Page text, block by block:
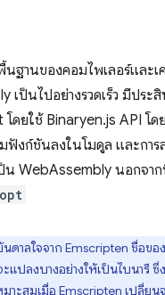
นฐานของคอมไพเลอร์และ
เป็นไปอย่างรวดเร็ว มีปร
ยใช้ Binaryen.js API โ
ฟังก์ชันลงในโมดูล และกา
น WebAssembly นอกจ
ดาลใจจาก Emscripten ชื่อขอ
ปลงบางอย่างให้เป็นไบนารี
าะสมเมื่อ Emscripten เปลี่